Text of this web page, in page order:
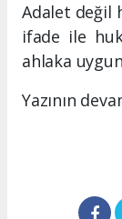
Adalet değil
ifade ile
ahlaka
Yazının